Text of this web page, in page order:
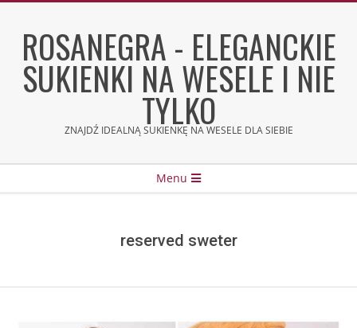
contentROSANEGRA - ELEGANCKIE
SUKIENKI NA WESELE I NIE
TYLKO
ZNAJDŹ IDEALNĄ SUKIENKĘ NA WESELE DLA SIEBIE
Menu
reserved sweter